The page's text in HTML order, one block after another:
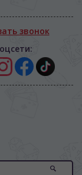
звонок